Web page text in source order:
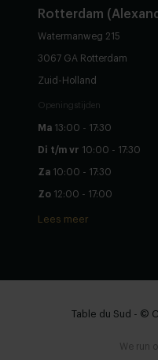
Rotterdam
Watermanweg 215
3067 GA Rotterdam
Zuid-Holland
Openingstijden
Ma 13:00 - 17:30
Di t/m vr 10:00 - 17:30
Za 10:00 - 17:30
Zo 12:00 - 17:00
Lees meer
Table du Sud - ©
We run